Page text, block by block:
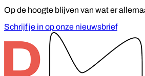
Op de hoogte blijven van wat er
Schrijf je in op onze nieuwsbrief